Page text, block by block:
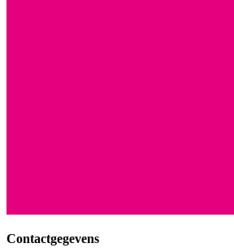
Contactgegevens